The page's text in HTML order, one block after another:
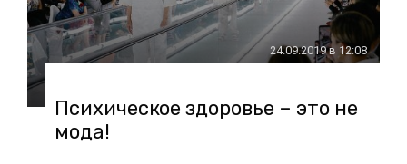
24.09.2019 в 12:08
Психическое здоровье – это не
мода!